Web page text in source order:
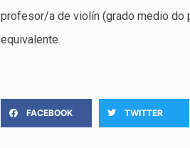
profesor/a de violín (grado medio do
equivalente.
FACEBOOK TWITTER